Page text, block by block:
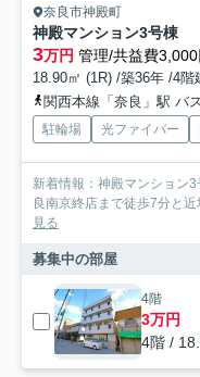
奈良市神殿町
神殿マンション3号棟
3万円 管理/共益費3,000
18.90㎡ (1R) /築36年 /4階
関西本線「奈良」駅 バ
駐輪場 光ファイバー
新着情報：神殿マンション
良南京終店まで徒歩7分と
見る
募集中の部屋
4階
3万円
4階 /